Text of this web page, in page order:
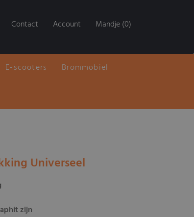
Contact Account Mandje (0)
E-scooters Brommobiel
Universeel
zijn